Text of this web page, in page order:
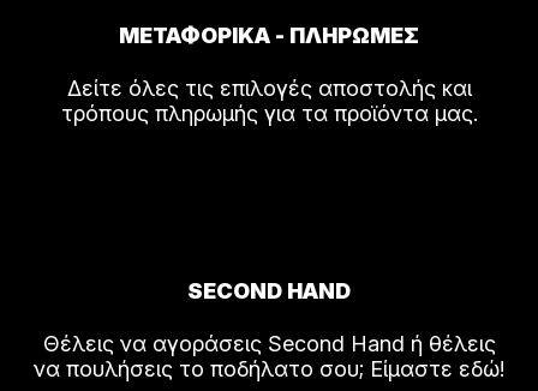
ΜΕΤΑΦΟΡΙΚΑ - ΠΛΗΡΩΜΕΣ
Δείτε όλες τις επιλογές αποστολής και
τρόπους πληρωμής για τα προϊόντα μας.
SECOND HAND
Θέλεις να αγοράσεις Second Hand ή θέλεις
να πουλήσεις το ποδήλατο σου; Είμαστε εδώ!